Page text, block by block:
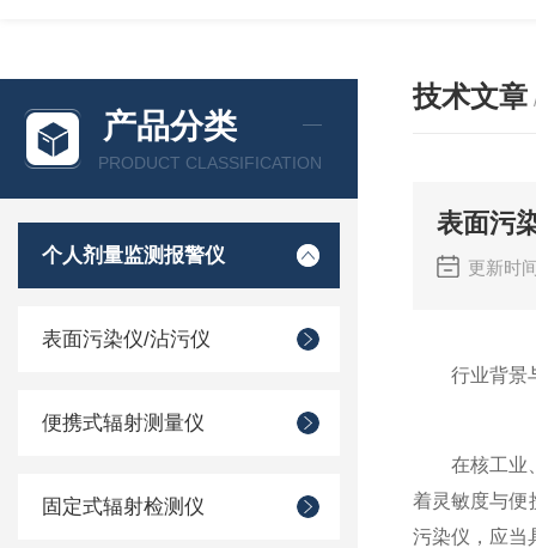
产品分类
PRODUCT CLASSIFICATION
个人剂量监测报警仪
表面污染仪/沾污仪
便携式辐射测量仪
固定式辐射检测仪
技术文章
表面污
更新时
行业背景
在核工业、
着灵敏度与便
污染仪，应当